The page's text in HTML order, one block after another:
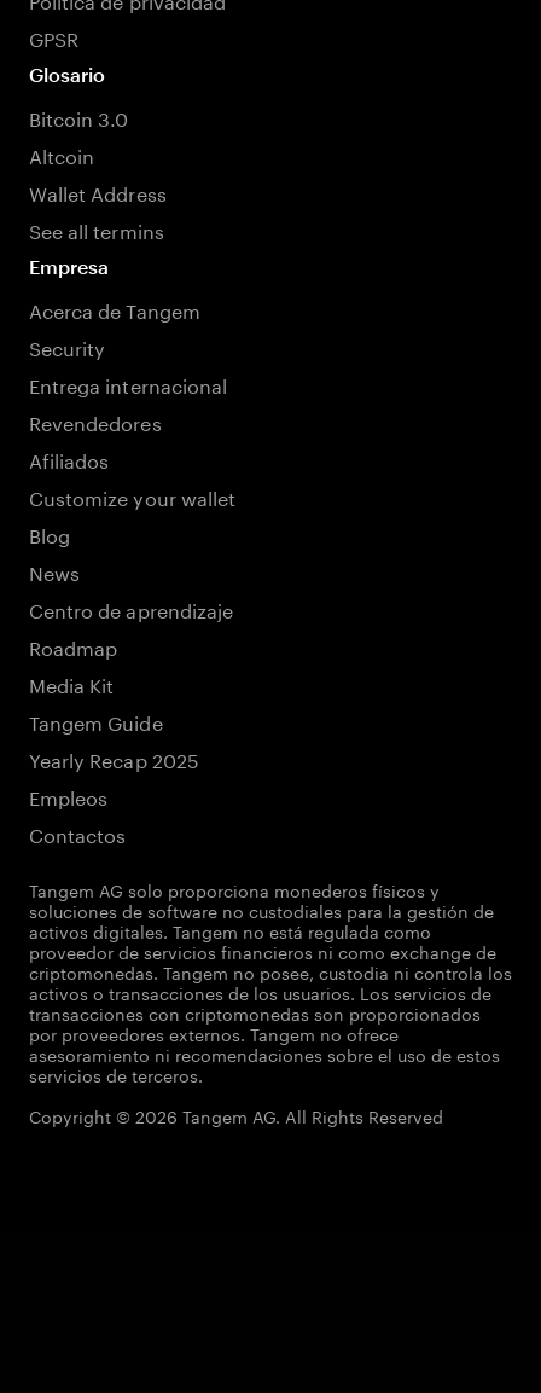
GPSR
Glosario
Bitcoin 3.0
Altcoin
Wallet Address
See all termins
Empresa
Acerca de Tangem
Security
Entrega internacional
Revendedores
Afiliados
Customize your wallet
Blog
News
Centro de aprendizaje
Roadmap
Media Kit
Tangem Guide
Yearly Recap 2025
Empleos
Contactos
Tangem AG solo proporciona monederos físicos y
soluciones de software no custodiales para la gestión de
activos digitales. Tangem no está regulada como
proveedor de servicios financieros ni como exchange de
criptomonedas. Tangem no posee, custodia ni controla los
activos o transacciones de los usuarios. Los servicios de
transacciones con criptomonedas son proporcionados
por proveedores externos. Tangem no ofrece
asesoramiento ni recomendaciones sobre el uso de estos
servicios de terceros.